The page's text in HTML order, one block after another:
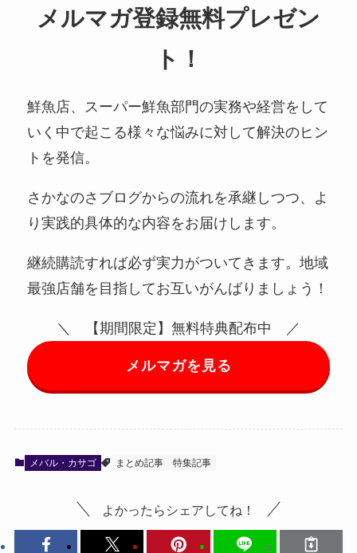
メルマガ登録無料プレゼン
ト！
鮮魚店、スーパー鮮魚部門の実務や経営をして
いく中で起こる様々な悩みに対して解決のヒン
トを発信。
さかなのさブログからの流れを承継しつつ、よ
り実践的具体的な内容をお届けします。
継続購読すれば必ず実力がついてきます。地域
最強店舗を目指してお互いがんばりましょう！
＼ 【期間限定】無料特典配布中 ／
メルマガを見る
メバル・カサゴ まとめ記事 特集記事
よかったらシェアしてね！